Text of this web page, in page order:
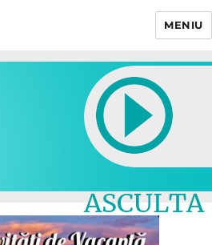
MENIU
ASCULTA
LIVE